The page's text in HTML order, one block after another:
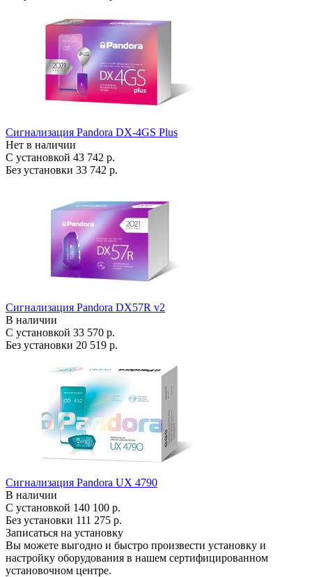
Сигнализация Pandora DX-4GS Plus
Нет в наличии
С установкой 43 742 р.
Без установки 33 742 р.
Сигнализация Pandora DX57R v2
В наличии
С установкой 33 570 р.
Без установки 20 519 р.
Сигнализация Pandora UX 4790
В наличии
С установкой 140 100 р.
Без установки 111 275 р.
Записаться на установку
Вы можете выгодно и быстро произвести установку и
настройку оборудования в нашем сертифицированном
установочном центре.